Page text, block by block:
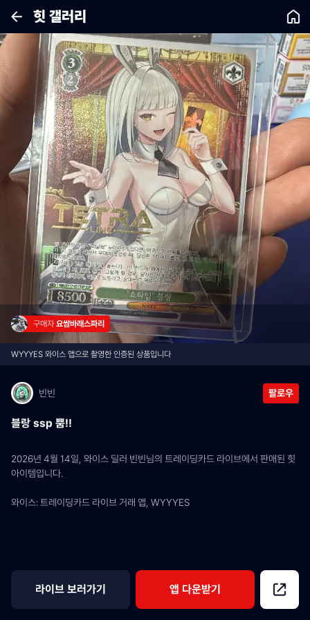
힛 갤러리
구매자 요쌈바래스파리
WYYYES 와이스 앱으로 촬영한 인증된 상품입니다
빈빈 팔로우
블랑 ssp 뿜!!
2026년 4월 14일, 와이스 딜러 빈빈님의 트레이딩카드 라이브에서 판매된 힛
아이템입니다.
와이스: 트레이딩카드 라이브 거래 앱, WYYYES
라이브 보러가기 앱 다운받기